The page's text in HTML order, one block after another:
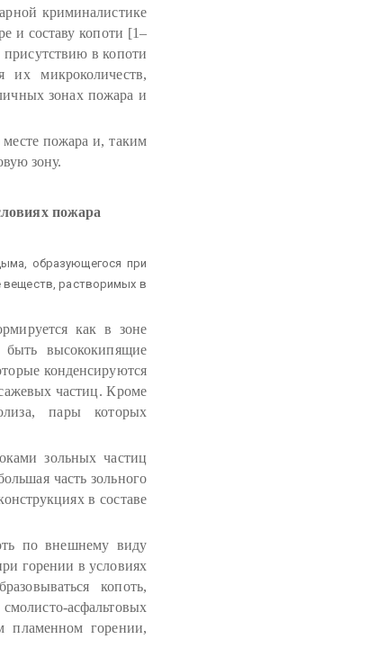
криминалистике
и составу копоти [1–
в копоти
их микроколичеств,
зонах пожара и
месте пожара и, таким
зону.
пожара
образующегося при
веществ, растворимых в
как в зоне
высококипящие
конденсируются
частиц. Кроме
пары которых
зольных частиц
часть зольного
в составе
по внешнему виду
горении в условиях
копоть,
асфальтовых
пламенном горении,